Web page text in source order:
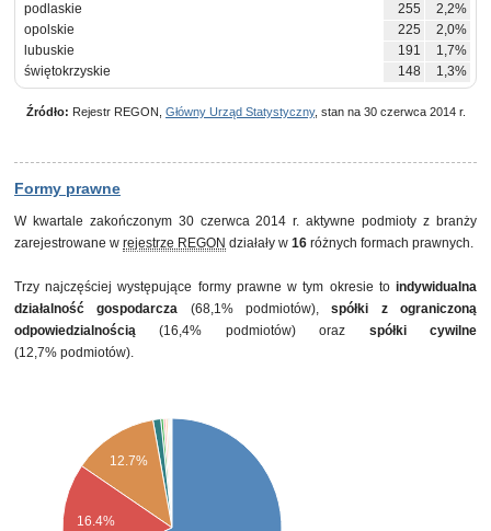
podlaskie
255
2,2%
opolskie
225
2,0%
lubuskie
191
1,7%
świętokrzyskie
148 1,3%
Źródło: Rejestr REGON, Główny Urząd Statystyczny, stan na 30 czerwca 2014 r.
Formy prawne
W kwartale zakończonym 30 czerwca 2014 r. aktywne podmioty z branży
zarejestrowane w rejestrze REGON działały w 16 różnych formach prawnych.
Trzy najczęściej występujące formy prawne w tym okresie to indywidualna
działalność gospodarcza (68,1% podmiotów),spółki z ograniczoną
odpowiedzialnością (16,4% podmiotów) oraz spółki cywilne
(12,7% podmiotów).
12.7%
16.4%